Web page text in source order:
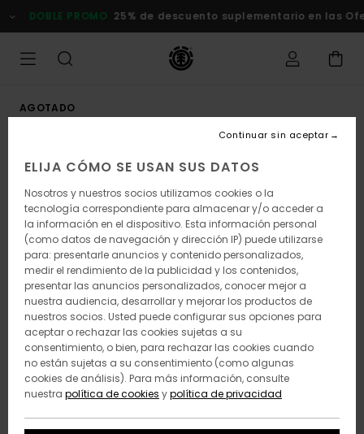
la
DOBLE PROMO 25% de descuento suplementario en las
AGOTADO
ELIJA CÓMO SE USAN SUS DATOS
Nosotros y nuestros socios utilizamos cookies o la
tecnología correspondiente para almacenar y/o acceder a
la información en el dispositivo. Esta información personal
(como datos de navegación y dirección IP) puede utilizarse
para: presentarle anuncios y contenido personalizados,
medir el rendimiento de la publicidad y los contenidos,
presentar las anuncios personalizados, conocer mejor a
nuestra audiencia, desarrollar y mejorar los productos de
nuestros socios. Usted puede configurar sus opciones para
aceptar o rechazar las cookies sujetas a su
consentimiento, o bien, para rechazar las cookies cuando
no están sujetas a su consentimiento (como algunas
cookies de análisis). Para más información, consulte
nuestra política de cookies ypolítica de privacidad
Continuar sin aceptar